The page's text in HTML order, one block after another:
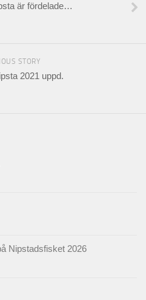
är fördelade…
STORY
2021 uppd.
Nipstadsfisket 2026